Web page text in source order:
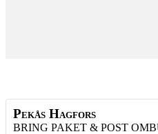
Pekås Hagfors
BRING PAKET & POST